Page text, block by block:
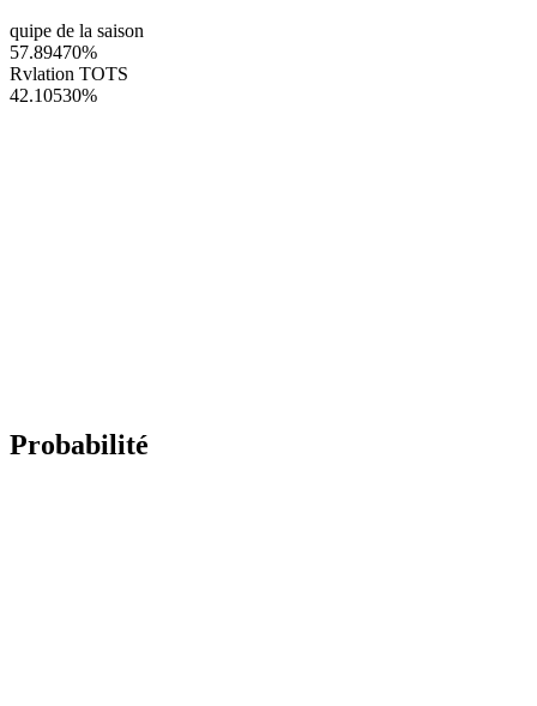
quipe de la saison
57.89470%
Rvlation TOTS
42.10530%
Probabilité